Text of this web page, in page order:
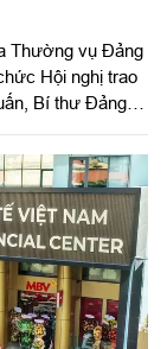
Thường vụ Đảng
Hội nghị trao
Bí thư Đảng